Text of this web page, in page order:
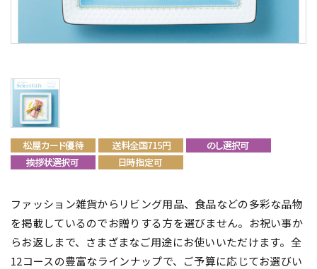
ファッション雑貨からリビング用品、食品などの多彩な品物
を掲載しているのでお贈りする方を選びません。お祝い事か
らお返しまで、さまざまなご用途にお使いいただけます。全
12コースの豊富なラインナップで、ご予算に応じてお選びい